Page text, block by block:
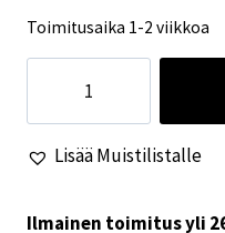
Toimitusaika 1-2 viikkoa
etuteltta
EVORA
390
CLIMATE
Lisää Muistilistalle
Ilmainen toimitus yli